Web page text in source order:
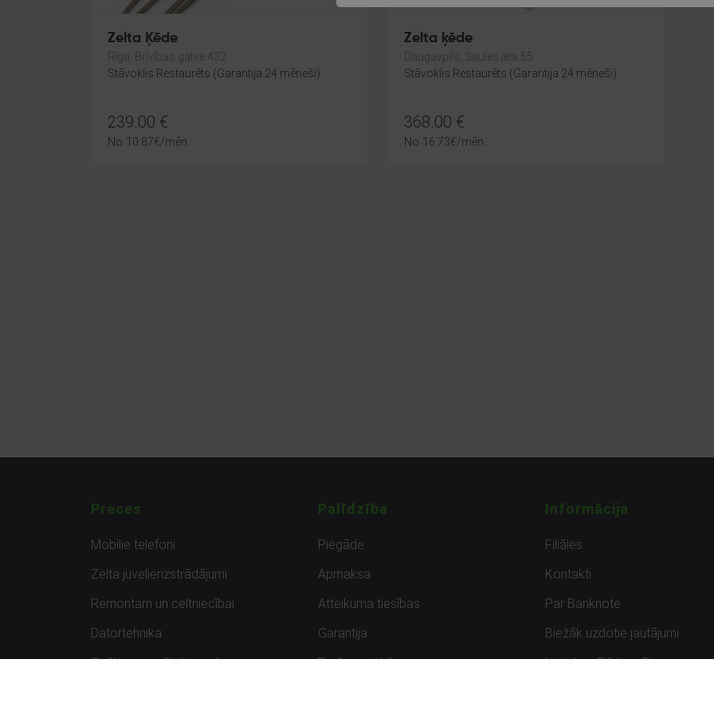
Zelta Ķēde
Rīga, Brīvības gatve 432
Stāvoklis Restaurēts (Garantija 24 mēneši)
239.00 €
No 10.87€/mēn.
Zelta ķēde
Daugavpils, Saules iela 55
Stāvoklis Restaurēts (Garantija 24 mēneši)
368.00 €
No 16.73€/mēn.
Preces
Mobilie telefoni
Zelta juvelierizstrādājumi
Remontam un celtniecībai
Datortehnika
Spēles un spēļu konsoles
Palīdzība
Piegāde
Apmaksa
Atteikuma tiesības
Garantija
Preču uzpirkšana
Informācija
Filiāles
Kontakti
Par Banknote
Biežāk uzdotie jautājumi
Lietots – Pārbaudīts